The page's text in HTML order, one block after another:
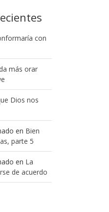
con
más orar
Dios nos
en Bien
parte 5
en La
de acuerdo